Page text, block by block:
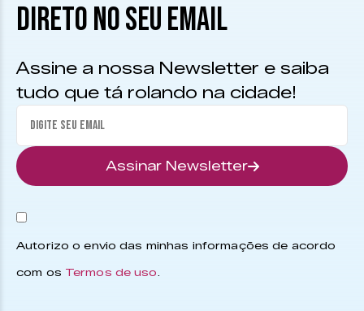
DIRETO NO SEU EMAIL
Assine a nossa Newsletter e saiba
tudo que tá rolando na cidade!
Assinar Newsletter
Autorizo o envio das minhas informações de acordo
com os Termos de uso.